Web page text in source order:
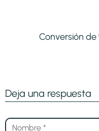
Conversión
Deja una respuesta